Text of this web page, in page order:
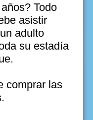
Todo
asistir
adulto
su estadía
comprar las
m.
m.
m.